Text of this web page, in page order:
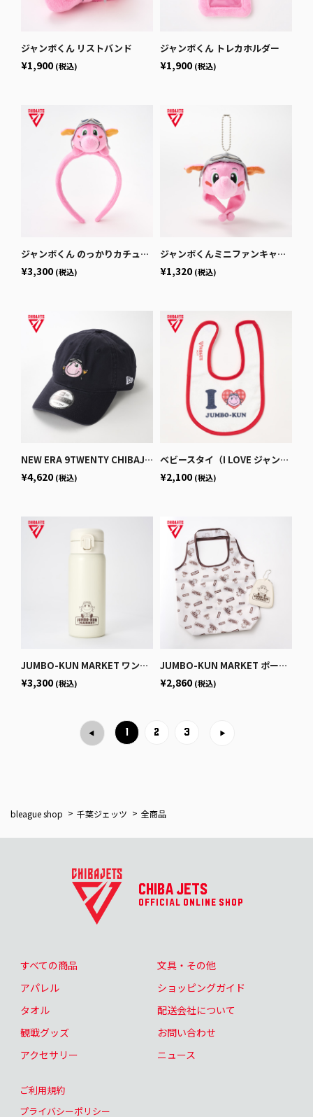
ジャンボくん リストバンド
¥1,900 (税込)
ジャンボくん トレカホルダー
¥1,900 (税込)
ジャンボくん のっかりカチューシャ
¥3,300 (税込)
ジャンボくんミニファンキャップキーホルダー
¥1,320 (税込)
NEW ERA 9TWENTY CHIBAJETS ジャンボくん
¥4,620 (税込)
ベビースタイ（I LOVE ジャンボくん）
¥2,100 (税込)
JUMBO-KUN MARKET ワンプッシュボトル
¥3,300 (税込)
JUMBO-KUN MARKET ポーチ付エコバッグ
¥2,860 (税込)
1 2 3
bleague shop 千葉ジェッツ 全商品
CHIBA JETS
OFFICIAL ONLINE SHOP
すべての商品
アパレル
タオル
観戦グッズ
アクセサリー
文具・その他
ショッピングガイド
配送会社について
お問い合わせ
ニュース
ご利用規約
プライバシーポリシー